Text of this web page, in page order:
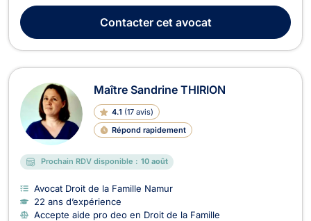
Maître Fanny LINOTTE exerce en droit de la famille dans ses
différents aspects tels que divo...
Contactercet avocat
Maître Sandrine THIRION
4.1 (17 avis)
Répond rapidement
Prochain RDV disponible : 10 août
Avocat Droit de la Famille Namur
22 ans d’expérience
Accepte aide pro deo en Droit de la Famille